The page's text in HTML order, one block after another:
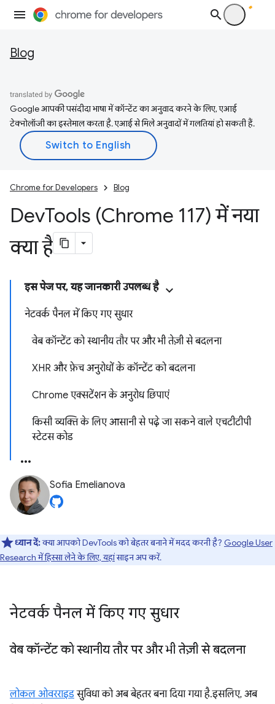
Blog
Google आपकी पसंदीदा भाषा में कॉन्टेंट का अनुवाद करने के लिए, एआई
टेक्नोलॉजी का इस्तेमाल करता है. एआई से मिले अनुवादों में गलतियां हो सकती हैं.
Chrome for Developers Blog
DevTools (Chrome 117) में नया
क्या है
इस पेज पर, यह जानकारी उपलब्ध है
नेटवर्क पैनल में किए गए सुधार
वेब कॉन्टेंट को स्थानीय तौर पर और भी तेज़ी से बदलना
XHR और फ़ेच अनुरोधों के कॉन्टेंट को बदलना
Chrome एक्सटेंशन के अनुरोध छिपाएं
किसी व्यक्ति के लिए आसानी से पढ़े जा सकने वाले एचटीटीपी
स्टेटस कोड
Sofia Emelianova
ध्यान दें:क्या आपको DevTools को बेहतर बनाने में मदद करनी है? Google User
Research में हिस्सा लेने के लिए, यहांसाइन अप करें.
नेटवर्क पैनल में किए गए सुधार
वेब कॉन्टेंट को स्थानीय तौर पर और भी तेज़ी से बदलना
लोकल ओवरराइडसुविधा को अब बेहतर बना दिया गया है. इसलिए, अब